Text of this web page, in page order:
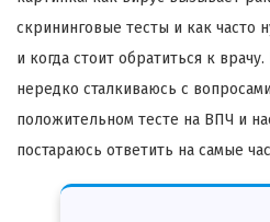
скрининговые тесты и как часто
и когда стоит обратиться к
нередко сталкиваюсь с
положительном тесте на ВПЧ и
постараюсь ответить на самые